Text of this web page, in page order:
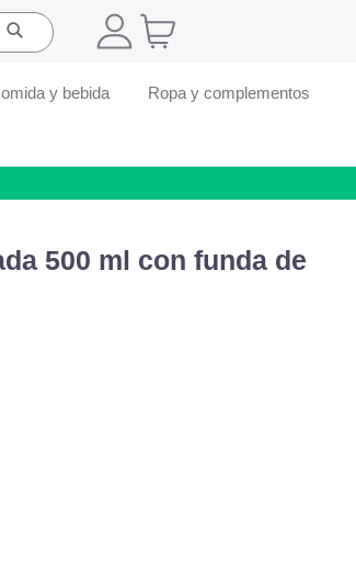
y bebida Ropa y complementos
500 ml con funda de